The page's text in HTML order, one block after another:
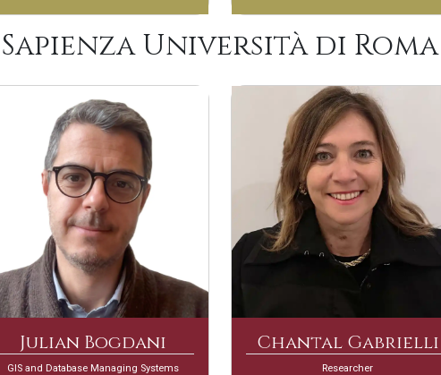
Sapienza Università di Roma
Julian Bogdani
GIS and Database Managing Systems
Chantal Gabrielli
Researcher